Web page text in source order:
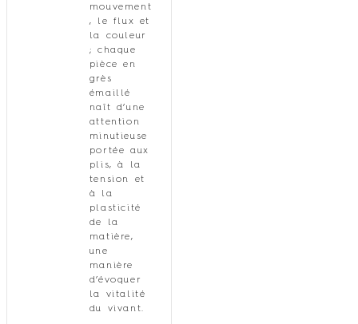
mouvement
, le flux et
la couleur
; chaque
pièce en
grès
émaillé
naît d’une
attention
minutieuse
portée aux
plis, à la
tension et
à la
plasticité
de la
matière,
une
manière
d’évoquer
la vitalité
du vivant.